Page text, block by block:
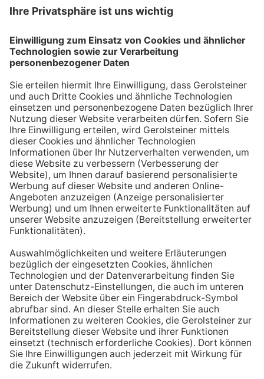
nicht vergisst. Denke daran, auch unterwegs immer
etwas Wasser dabei zu haben. Kleine PET-Flaschen mit
hinnehmen.
Tipp #2: Trinke direkt nach dem Aufstehen
Über Nacht verliert dein Körper Flüssigkeit. Um gut in
den Tag zu starten, solltest du deshalb direkt nach dem
Aufstehen ein großes Glas Wasser trinken. Stelle dir
zum Beispiel eine Flasche Mineralwasser direkt ans
Bett, damit du dieses kleine Morgenritual sofort
durchführen kannst.
Tipp #3: Vor und während jeder Mahlzeit
ein Glas Wasser trinken
Dadurch verknüpfst du das Trinken mit einem Ereignis.
einer Mahlzeit trinken, unterstützt du außerdem die
Produktion von Verdauungssäften. Zusätzlich fördert
das Trinken während des Essens das Sättigungsgefühl.
Tipp #4: Peppe dein Wasser auf
Wenn dir der Geschmack von purem Mineralwasser
nicht reichen sollte, dann kannst du deine Getränke mit
einfachen Mitteln verfeinern. Mische dir einfach